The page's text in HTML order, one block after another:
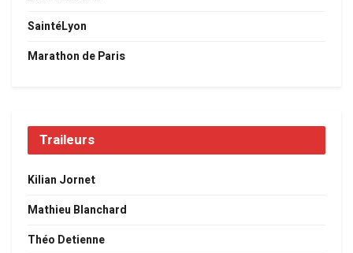
SaintéLyon
Marathon de Paris
Traileurs
Kilian Jornet
Mathieu Blanchard
Théo Detienne